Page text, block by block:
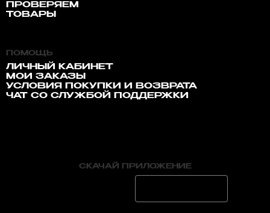
ПРОВЕРЯЕМ
ТОВАРЫ
ПОМОЩЬ
ЛИЧНЫЙ КАБИНЕТ
МОИ ЗАКАЗЫ
УСЛОВИЯ ПОКУПКИ И ВОЗВРАТА
ЧАТ СО СЛУЖБОЙ ПОДДЕРЖКИ
СКАЧАЙ ПРИЛОЖЕНИЕ